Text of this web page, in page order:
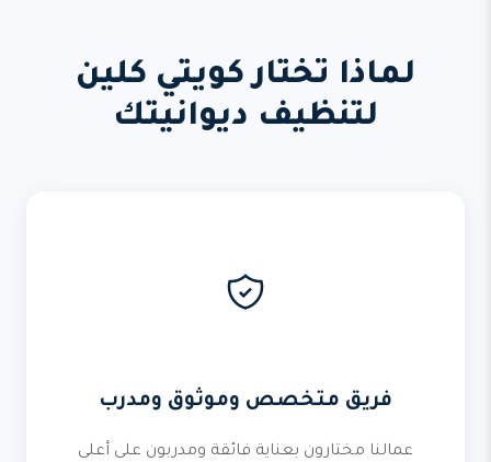
لماذا تختار كويتي كلين
لتنظيف ديوانيتك
فريق متخصص وموثوق ومدرب
عمالنا مختارون بعناية فائقة ومدربون على أعلى